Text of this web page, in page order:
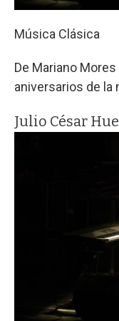
Música Clásica
De Mariano
aniversarios de la
Julio César